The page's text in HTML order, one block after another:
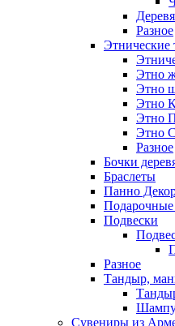
Разное
Этнические
Этно
Этно
Этно
Этно
Этно
Разное
Бочки
Браслеты
Панно
Подвески
Разное
Тандыр,
Сувениры из